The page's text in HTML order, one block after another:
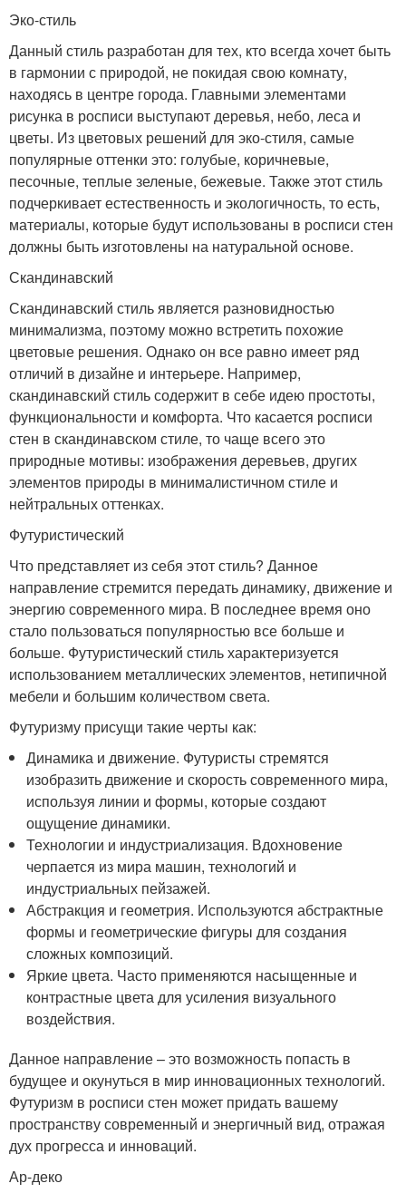
Эко-стиль
Данный стиль разработан для тех, кто всегда хочет быть
в гармонии с природой, не покидая свою комнату,
находясь в центре города. Главными элементами
рисунка в росписи выступают деревья, небо, леса и
цветы. Из цветовых решений для эко-стиля, самые
популярные оттенки это: голубые, коричневые,
песочные, теплые зеленые, бежевые. Также этот стиль
подчеркивает естественность и экологичность, то есть,
материалы, которые будут использованы в росписи стен
должны быть изготовлены на натуральной основе.
Скандинавский
Скандинавский стиль является разновидностью
минимализма, поэтому можно встретить похожие
цветовые решения. Однако он все равно имеет ряд
отличий в дизайне и интерьере. Например,
скандинавский стиль содержит в себе идею простоты,
функциональности и комфорта. Что касается росписи
стен в скандинавском стиле, то чаще всего это
природные мотивы: изображения деревьев, других
элементов природы в минималистичном стиле и
нейтральных оттенках.
Футуристический
Что представляет из себя этот стиль? Данное
направление стремится передать динамику, движение и
энергию современного мира. В последнее время оно
стало пользоваться популярностью все больше и
больше. Футуристический стиль характеризуется
использованием металлических элементов, нетипичной
мебели и большим количеством света.
Футуризму присущи такие черты как:
Динамика и движение. Футуристы стремятся
изобразить движение и скорость современного мира,
используя линии и формы, которые создают
ощущение динамики.
Технологии и индустриализация. Вдохновение
черпается из мира машин, технологий и
индустриальных пейзажей.
Абстракция и геометрия. Используются абстрактные
формы и геометрические фигуры для создания
сложных композиций.
Яркие цвета. Часто применяются насыщенные и
контрастные цвета для усиления визуального
воздействия.
Данное направление – это возможность попасть в
будущее и окунуться в мир инновационных технологий.
Футуризм в росписи стен может придать вашему
пространству современный и энергичный вид, отражая
дух прогресса и инноваций.
Ар-деко